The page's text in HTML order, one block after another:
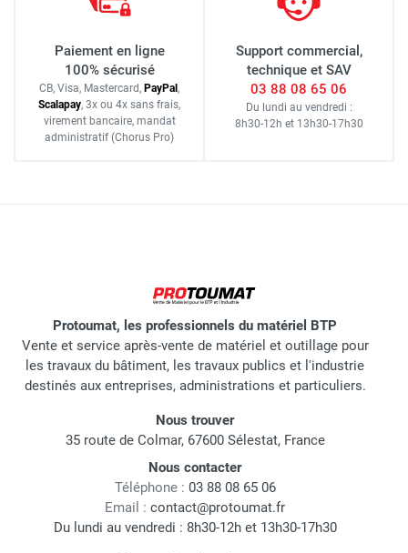
Paiement en ligne
100% sécurisé
CB, Visa, Mastercard, PayPal,
Scalapay, 3x ou 4x sans frais,
virement bancaire, mandat
administratif (Chorus Pro)
Support commercial,
technique et SAV
03 88 08 65 06
Du lundi au vendredi :
8h30-12h et 13h30-17h30
Protoumat, les professionnels du matériel BTP
Vente et service après-vente de matériel et outillage pour
les travaux du bâtiment, les travaux publics et l'industrie
destinés aux entreprises, administrations et particuliers.
Nous trouver
35 route de Colmar, 67600 Sélestat, France
Nous contacter
Téléphone : 03 88 08 65 06
Email : contact@protoumat.fr
Du lundi au vendredi : 8h30-12h et 13h30-17h30